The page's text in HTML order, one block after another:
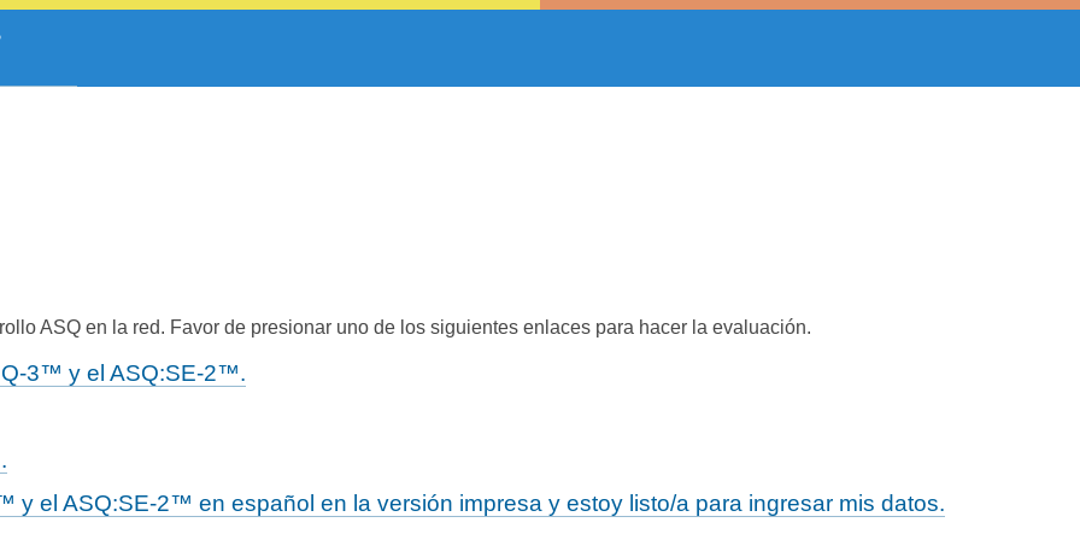
ASQ en la red. Favor de presionar uno de los siguientes enlaces para hacer la evaluación.
3™ y el ASQ:SE-2™.
y el ASQ:SE-2™ en español en la versión impresa y estoy listo/a para ingresar mis datos.